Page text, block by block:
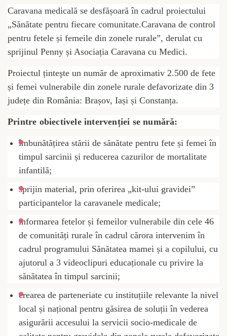
Caravana medicală se desfășoară în cadrul proiectului
„Sănătate pentru fiecare comunitate.Caravana de control
pentru fetele și femeile din zonele rurale”, derulat cu
sprijinul Penny și Asociația Caravana cu Medici.
Proiectul ținteşte un număr de aproximativ 2.500 de fete
și femei vulnerabile din zonele rurale defavorizate din 3
județe din România: Brașov, Iași și Constanța.
Printre obiectivele intervenției se numără:
îmbunătățirea stării de sănătate pentru fete și femei în
timpul sarcinii și reducerea cazurilor de mortalitate
infantilă;
sprijin material, prin oferirea „kit-ului gravidei”
participantelor la caravanele medicale;
informarea fetelor și femeilor vulnerabile din cele 46
de comunități rurale în cadrul cărora intervenim în
cadrul programului Sănătatea mamei și a copilului, cu
ajutorul a 3 videoclipuri educaționale cu privire la
sănătatea în timpul sarcinii;
crearea de parteneriate cu instituțiile relevante la nivel
local și național pentru găsirea de soluții în vederea
asigurării accesului la servicii socio-medicale de